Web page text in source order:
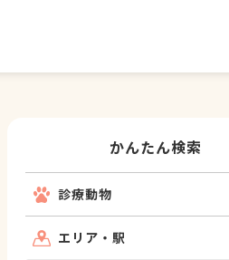
かんたん検索
診療動物
エリア・駅